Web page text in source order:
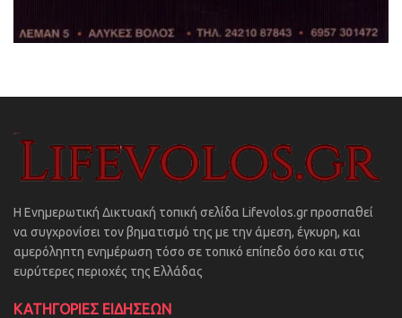
Η Ενημερωτική Δικτυακή τοπική σελίδα Lifevolos.gr προσπαθεί
να συγχρονίσει τον βηματισμό της με την άμεση, έγκυρη, και
αμερόληπτη ενημέρωση τόσο σε τοπικό επίπεδο όσο και στις
ευρύτερες περιοχές της Ελλάδας
ΚΑΤΗΓΟΡΙΕΣ ΕΙΔΗΣΕΩΝ